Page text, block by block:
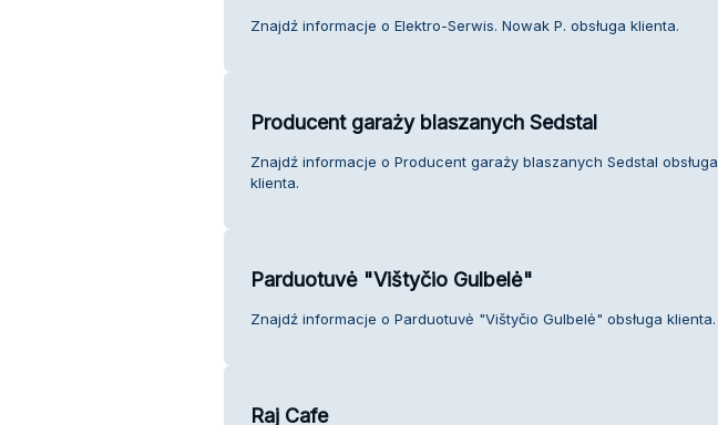
Znajdź informacje o Elektro-Serwis. Nowak P. obsługa klienta.
Producent garaży blaszanych Sedstal
Znajdź informacje o Producent garaży blaszanych Sedstal obsługa
klienta.
Parduotuvė "Vištyčio Gulbelė"
Znajdź informacje o Parduotuvė "Vištyčio Gulbelė" obsługa klienta.
Raj Cafe